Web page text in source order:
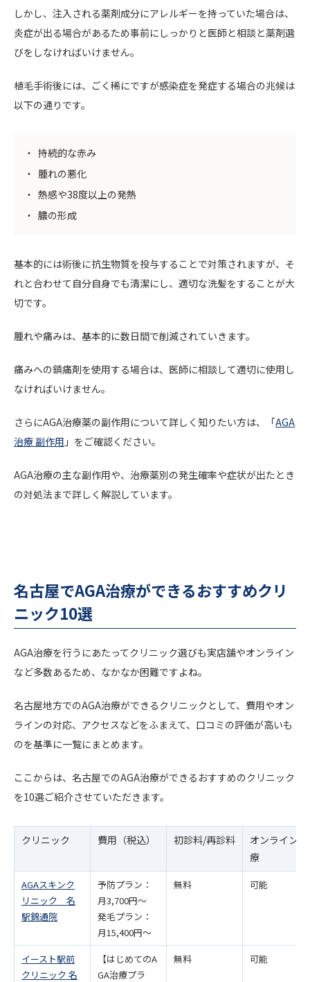
しかし、注入される薬剤成分にアレルギーを持っていた場合は、
炎症が出る場合があるため事前にしっかりと医師と相談と薬剤選
びをしなければいけません。
植毛手術後には、ごく稀にですが感染症を発症する場合の兆候は
以下の通りです。
持続的な赤み
腫れの悪化
熱感や38度以上の発熱
膿の形成
基本的には術後に抗生物質を投与することで対策されますが、そ
れと合わせて自分自身でも清潔にし、適切な洗髪をすることが大
切です。
腫れや痛みは、基本的に数日間で削減されていきます。
痛みへの鎮痛剤を使用する場合は、医師に相談して適切に使用し
なければいけません。
さらにAGA治療薬の副作用について詳しく知りたい方は、「AGA
治療 副作用 」をご確認ください。
AGA治療の主な副作用や、治療薬別の発生確率や症状が出たとき
の対処法まで詳しく解説しています。
名古屋でAGA治療ができるおすすめクリ
ニック10選
AGA治療を行うにあたってクリニック選びも実店舗やオンライン
など多数あるため、なかなか困難ですよね。
名古屋地方でのAGA治療ができるクリニックとして、費用やオン
ラインの対応、アクセスなどをふまえて、口コミの評価が高いも
のを基準に一覧にまとめます。
ここからは、名古屋でのAGA治療ができるおすすめのクリニック
を10選ご紹介させていただきます。
クリニック 費用（税込） 初診料/再診料
オンライン治
療
AGAスキンク
リニック 名
駅錦通院
予防プラン：
月3,700円〜
発毛プラン：
月15,400円〜
無料 可能
イースト駅前
クリニック 名
【はじめてのA
GA治療プラ
無料 可能